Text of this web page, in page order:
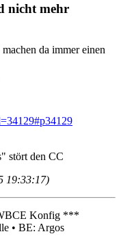
nicht mehr
da immer einen
stört den CC
19:33:17)
Konfig ***
• BE: Argos